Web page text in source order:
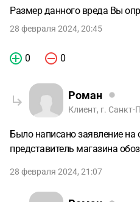
Размер данного вреда Вы
28 февраля 2024, 20:45
0 0
Роман
Клиент, г. Санкт-
Было написано заявление на
представитель магазина
28 февраля 2024, 21:07